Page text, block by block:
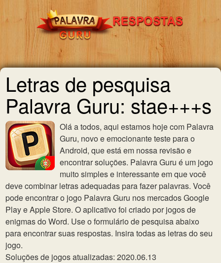
Letras de pesquisa
Palavra Guru: stae+++s
Olá a todos, aqui estamos hoje com Palavra
Guru, novo e emocionante teste para o
Android, que está em nossa revisão e
encontrar soluções. Palavra Guru é um jogo
muito simples e interessante em que você
deve combinar letras adequadas para fazer palavras. Você
pode encontrar o jogo Palavra Guru nos mercados Google
Play e Apple Store. O aplicativo foi criado por jogos de
enigmas do Word. Use o formulário de pesquisa abaixo
para encontrar suas respostas. Insira todas as letras do seu
jogo.
Soluções de jogos atualizadas: 2020.06.13